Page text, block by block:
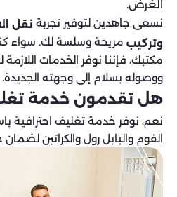
الغرض.
نسعى جاهدين لتوفير تجربة نقل
وتركيب مريحة وسلسة لك. سواء
مكتبك، فإننا نوفر الخدمات
ووصوله بسلام إلى وجهته الجديدة.
هل تقدمون خدمة
نعم، نوفر خدمة تغليف احترافية
الفوم والبابل رول والكراتين